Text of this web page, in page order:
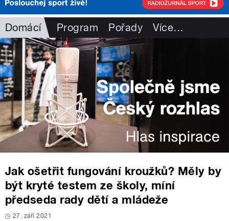
Domácí Program Pořady Více…
Jak ošetřit fungování kroužků? Měly by
být kryté testem ze školy, míní
předseda rady dětí a mládeže
27. září 2021